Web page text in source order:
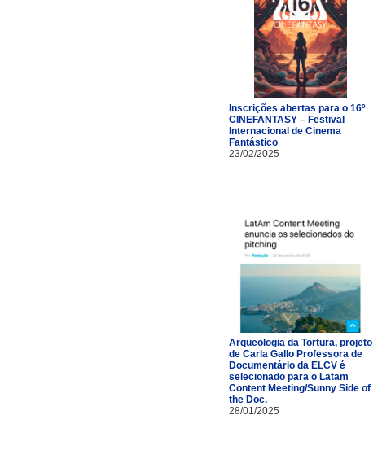
Inscrições abertas para o 16º
CINEFANTASY – Festival
Internacional de Cinema
Fantástico
23/02/2025
Arqueologia da Tortura, projeto
de Carla Gallo Professora de
Documentário da ELCV é
selecionado para o Latam
Content Meeting/Sunny Side of
the Doc.
28/01/2025